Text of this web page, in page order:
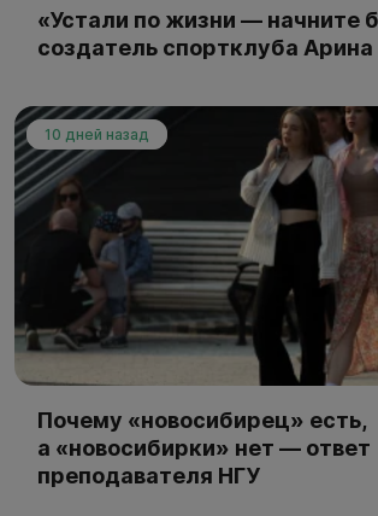
«Устали по жизни — начните
создатель спортклуба
10 дней назад
Почему «новосибирец» есть,
а «новосибирки» нет — ответ
преподавателя НГУ